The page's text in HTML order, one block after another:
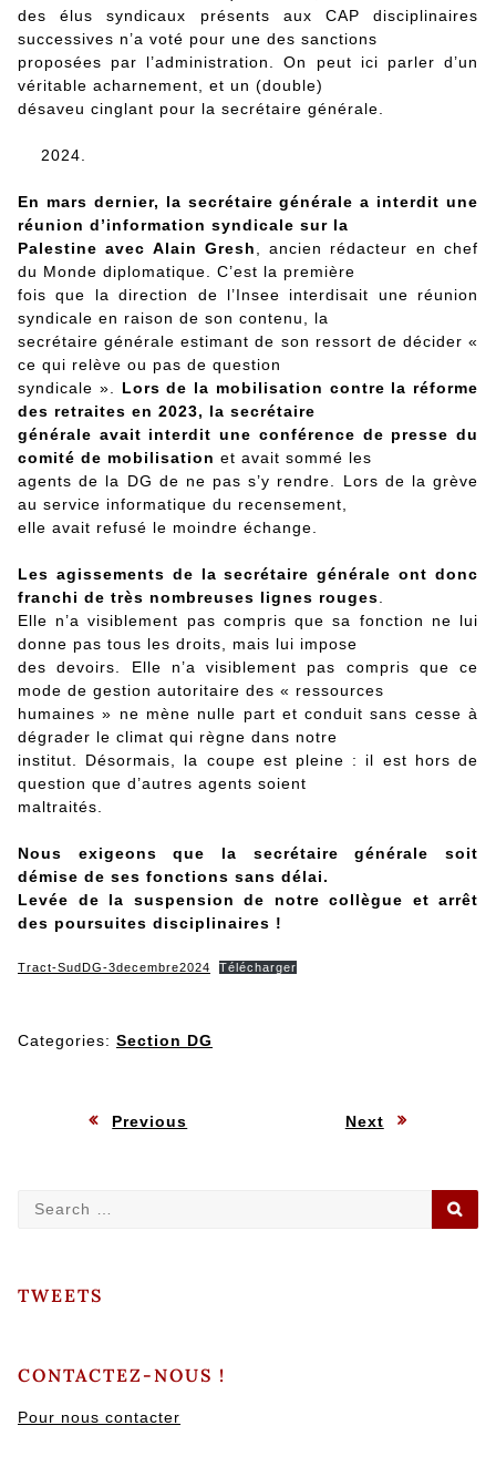
des élus syndicaux présents aux CAP disciplinaires
successives n’a voté pour une des sanctions
proposées par l’administration. On peut ici parler d’un
véritable acharnement, et un (double)
désaveu cinglant pour la secrétaire générale.
En mars dernier, la secrétaire générale a interdit une
réunion d’information syndicale sur la
Palestine avec Alain Gresh
, ancien rédacteur en chef
du Monde diplomatique. C’est la première
fois que la direction de l’Insee interdisait une réunion
syndicale en raison de son contenu, la
secrétaire générale estimant de son ressort de décider «
ce qui relève ou pas de question
syndicale ».
Lors de la mobilisation contre la réforme
des retraites en 2023, la secrétaire
générale avait interdit une conférence de presse du
comité de mobilisation et avait sommé les
agents de la DG de ne pas s’y rendre. Lors de la grève
au service informatique du recensement,
elle avait refusé le moindre échange.
Les agissements de la secrétaire générale ont donc
franchi de très nombreuses lignes rouges
Elle n’a visiblement pas compris que sa fonction ne lui
donne pas tous les droits, mais lui impose
des devoirs. Elle n’a visiblement pas compris que ce
mode de gestion autoritaire des « ressources
humaines » ne mène nulle part et conduit sans cesse à
dégrader le climat qui règne dans notre
institut. Désormais, la coupe est pleine : il est hors de
question que d’autres agents soient
maltraités.
Nous exigeons que la secrétaire générale soit
démise de ses fonctions sans délai.
Levée de la suspension de notre collègue et arrêt
des poursuites disciplinaires !
Tract-SudDG-3decembre2024 Télécharger
Categories: Section DG
Navigation
l’article
Previous Next:
Search
TWEETS
CONTACTEZ-NOUS !
Pour nous contacter